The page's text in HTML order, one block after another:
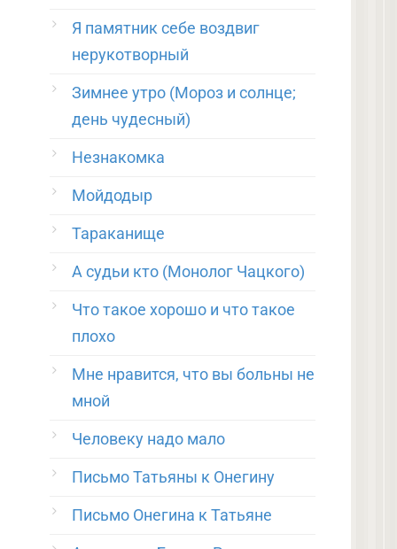
Я памятник себе воздвиг
нерукотворный
Зимнее утро (Мороз и солнце;
день чудесный)
Незнакомка
Мойдодыр
Тараканище
А судьи кто (Монолог Чацкого)
Что такое хорошо и что такое
плохо
Мне нравится, что вы больны не
мной
Человеку надо мало
Письмо Татьяны к Онегину
Письмо Онегина к Татьяне